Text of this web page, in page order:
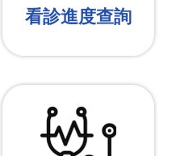
看診進度查詢